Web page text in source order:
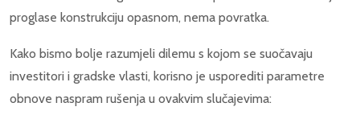
proglase konstrukciju opasnom, nema povratka.
Kako bismo bolje razumjeli dilemu s kojom se suočavaju
investitori i gradske vlasti, korisno je usporediti parametre
obnove naspram rušenja u ovakvim slučajevima: